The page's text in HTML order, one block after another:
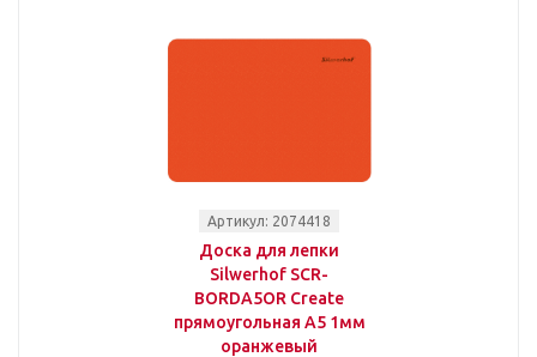
Артикул: 2074418
Доска для лепки
Silwerhof SCR-
BORDA5OR Create
прямоугольная A5 1мм
оранжевый